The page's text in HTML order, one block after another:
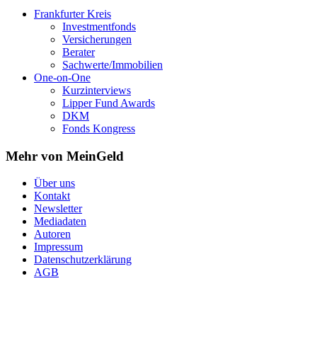
Frankfurter Kreis
Investmentfonds
Versicherungen
Berater
Sachwerte/Immobilien
One-on-One
Kurzinterviews
Lipper Fund Awards
DKM
Fonds Kongress
Mehr von MeinGeld
Über uns
Kontakt
Newsletter
Mediadaten
Autoren
Impressum
Datenschutzerklärung
AGB